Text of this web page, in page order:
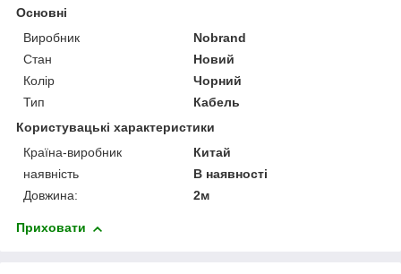
Основні
Виробник
Nobrand
Стан
Новий
Колір
Чорний
Тип
Кабель
Користувацькі характеристики
Країна-виробник
Китай
наявність
В наявності
Довжина:
2м
Приховати